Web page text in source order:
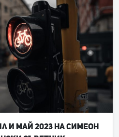
и май 2023 на Симеон